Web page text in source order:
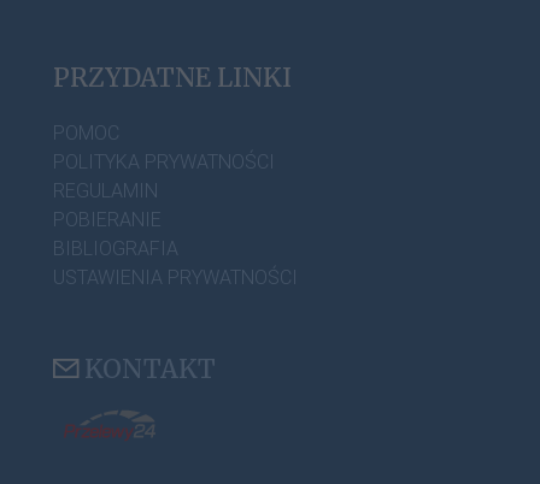
PRZYDATNE LINKI
POMOC
POLITYKA PRYWATNOŚCI
REGULAMIN
POBIERANIE
BIBLIOGRAFIA
USTAWIENIA PRYWATNOŚCI
KONTAKT